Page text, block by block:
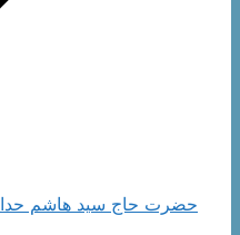
حضرت حاج سید هاشم حداد